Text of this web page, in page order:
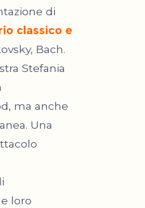
di
classico e
Bach.
Stefania
ma anche
Una
loro